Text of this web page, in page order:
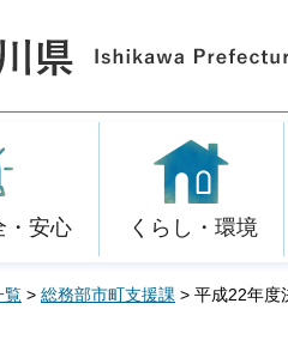
・安心 くらし・環境
覧 > 総務部市町支援課 > 平成22年度